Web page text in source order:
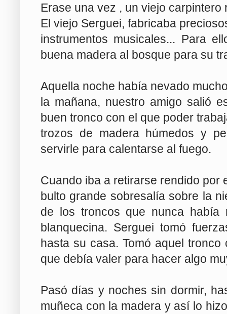
Erase una vez , un viejo carpintero
El viejo Serguei, fabricaba
instrumentos musicales... Para
buena madera al bosque para su
Aquella noche había nevado
la mañana, nuestro amigo salió
buen tronco con el que poder
trozos de madera húmedos y
servirle para calentarse al fuego.
Cuando iba a retirarse rendido por
bulto grande sobresalía sobre la
de los troncos que nunca había
blanquecina. Serguei tomó
hasta su casa. Tomó aquel
que debía valer para hacer algo
Pasó días y noches sin dormir,
muñeca con la madera y así lo